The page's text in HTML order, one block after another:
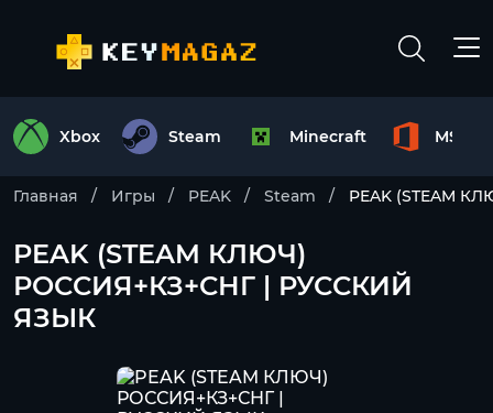
Xbox Steam Minecraft MS
Главная Игры PEAK Steam PEAK (STEAM
PEAK (STEAM КЛЮЧ)
РОССИЯ+КЗ+СНГ | РУССКИЙ
ЯЗЫК